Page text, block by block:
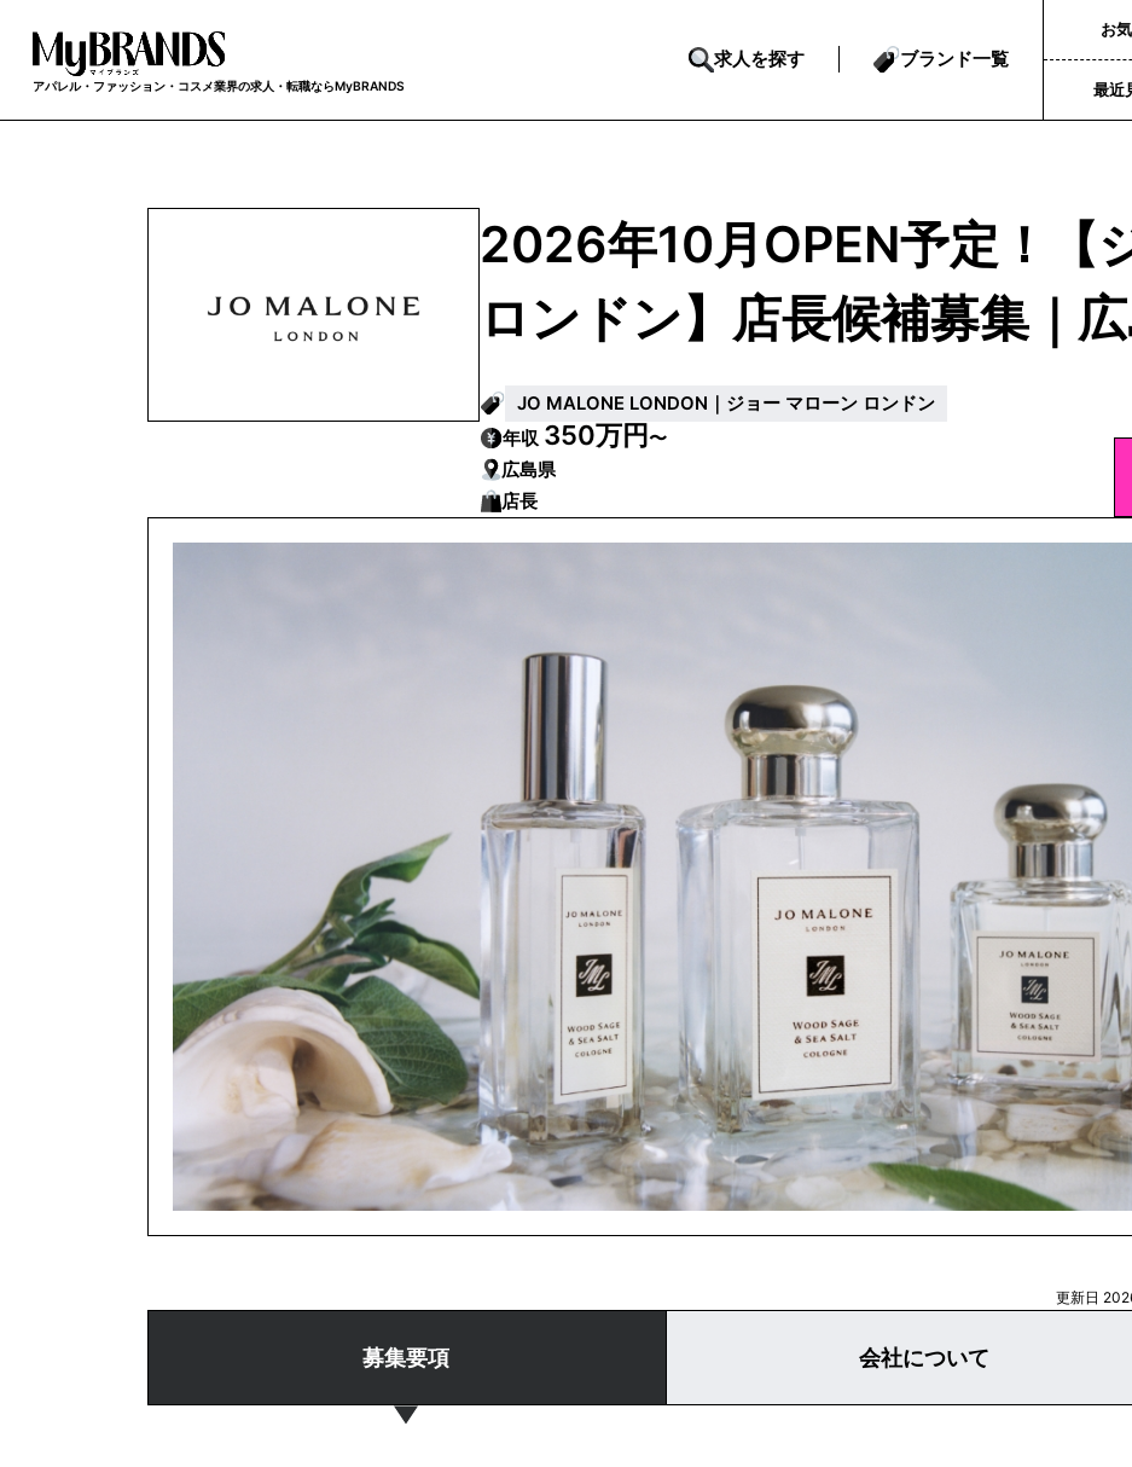
アパレル・ファッション・コスメ業界の求人・転職ならMyBRANDS
求人を探す ブランド一覧
お
最近
2026年10月OPEN予定！【
ロンドン】店長候補募集｜
JO MALONE LONDON｜ジョー マローン ロンドン
年収 350万円〜
広島県
店長
更新日
募集要項 会社について